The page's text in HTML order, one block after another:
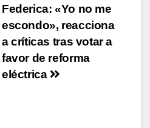
Federica: «Yo no me
escondo», reacciona
a críticas tras votar a
favor de reforma
eléctrica